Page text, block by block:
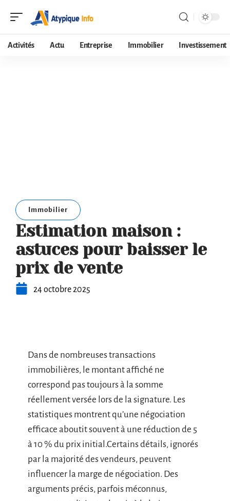
Activités Actu Entreprise Immobilier Investissement
Immobilier
Estimation maison :
astuces pour baisser le
prix de vente
24 octobre 2025
Dans de nombreuses transactions
immobilières, le montant affiché ne
correspond pas toujours à la somme
réellement versée lors de la signature. Les
statistiques montrent qu’une négociation
efficace aboutit souvent à une réduction de 5
à 10 % du prix initial.Certains détails, ignorés
par la majorité des vendeurs, peuvent
influencer la marge de négociation. Des
arguments précis, parfois méconnus,